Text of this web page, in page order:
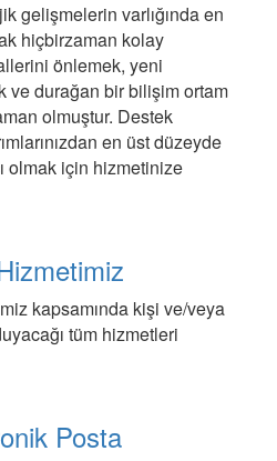
gelişmelerin varlığında en
hiçbirzaman kolay
önlemek, yeni
ve durağan bir bilişim ortam
olmuştur. Destek
en üst düzeyde
olmak için hizmetinize
kapsamında kişi ve/veya
tüm hizmetleri
Posta